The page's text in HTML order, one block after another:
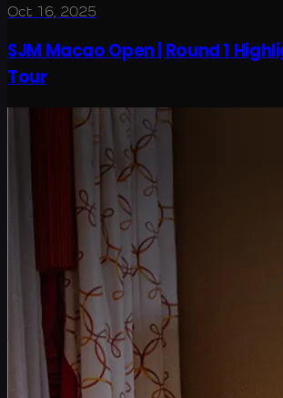
Oct 16, 2025
SJM Macao Open | Round 1
Tour